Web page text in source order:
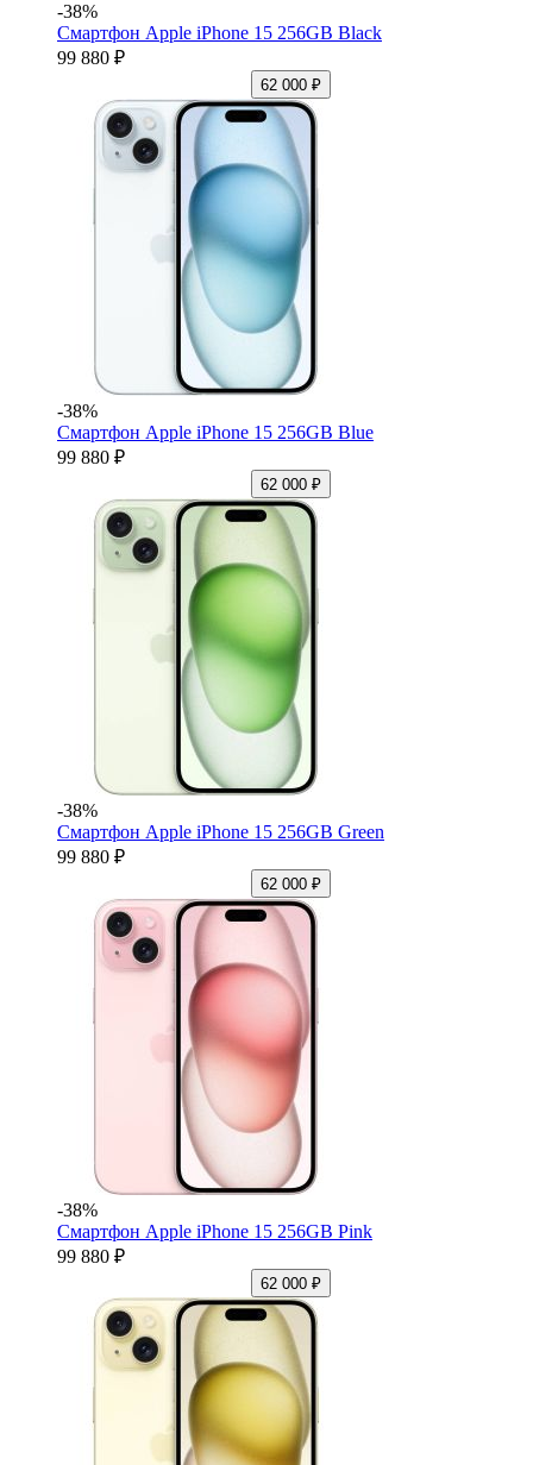
-38%
Смартфон Apple iPhone 15 256GB Black
99 880 ₽
62 000 ₽
-38%
Смартфон Apple iPhone 15 256GB Blue
99 880 ₽
62 000 ₽
-38%
Смартфон Apple iPhone 15 256GB Green
99 880 ₽
62 000 ₽
-38%
Смартфон Apple iPhone 15 256GB Pink
99 880 ₽
62 000 ₽